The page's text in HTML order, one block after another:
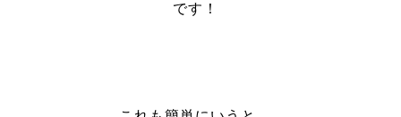
です！